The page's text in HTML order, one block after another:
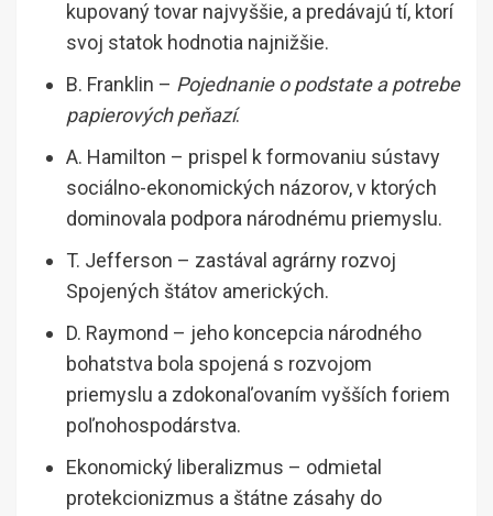
kupovaný tovar najvyššie, a predávajú tí, ktorí
svoj statok hodnotia najnižšie.
B. Franklin – Pojednanie o podstate a potrebe
papierových peňazí.
A. Hamilton – prispel k formovaniu sústavy
sociálno-ekonomických názorov, v ktorých
dominovala podpora národnému priemyslu.
T. Jefferson – zastával agrárny rozvoj
Spojených štátov amerických.
D. Raymond – jeho koncepcia národného
bohatstva bola spojená s rozvojom
priemyslu a zdokonaľovaním vyšších foriem
poľnohospodárstva.
Ekonomický liberalizmus – odmietal
protekcionizmus a štátne zásahy do